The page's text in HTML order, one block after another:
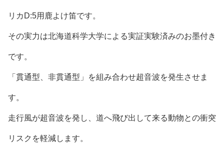
リカD:5用鹿よけ笛です。
その実力は北海道科学大学による実証実験済みのお墨付き
です。
「貫通型、非貫通型」を組み合わせ超音波を発生させま
す。
走行風が超音波を発し、道へ飛び出して来る動物との衝突
リスクを軽減します。